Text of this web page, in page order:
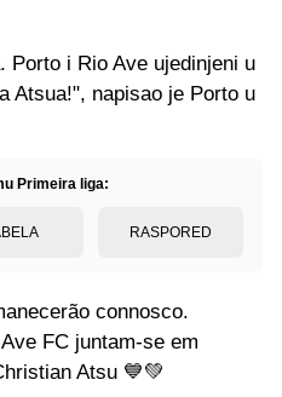
Porto i Rio Ave ujedinjeni u
Atsua!", napisao je Porto u
Primeira liga:
RASPORED
connosco.
FC juntam-se em
Atsu 💙💚